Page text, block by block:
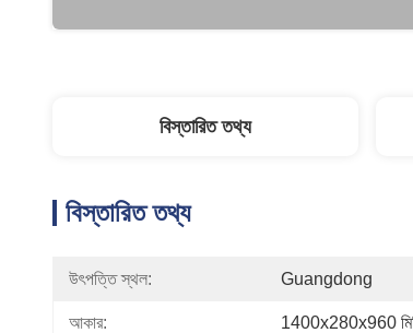
বিস্তারিত তথ্য
বিস্তারিত তথ্য
উৎপত্তি স্থল: Guangdong
আকার: 1400x280x960